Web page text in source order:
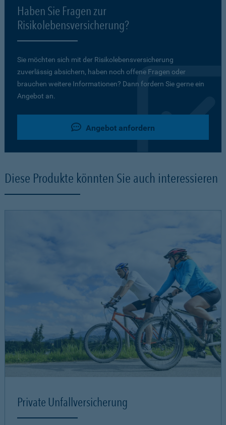
Haben Sie Fragen zur
Risikolebensversicherung?
Sie möchten sich mit der Risikolebensversicherung
zuverlässig absichern, haben noch offene Fragen oder
brauchen weitere Informationen? Dann fordern Sie gerne ein
Angebot an.
Angebot anfordern
Diese Produkte könnten Sie auch interessieren
Private Unfallversicherung